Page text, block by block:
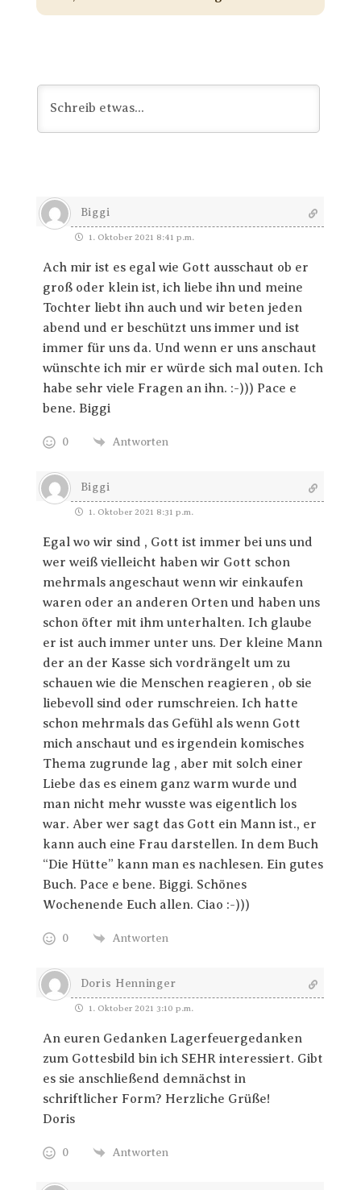
Biggi
1. Oktober 2021 8:41 p.m.
Ach mir ist es egal wie Gott ausschaut ob er
groß oder klein ist, ich liebe ihn und meine
Tochter liebt ihn auch und wir beten jeden
abend und er beschützt uns immer und ist
immer für uns da. Und wenn er uns anschaut
wünschte ich mir er würde sich mal outen. Ich
habe sehr viele Fragen an ihn. :-))) Pace e
bene. Biggi
0 Antworten
Biggi
1. Oktober 2021 8:31 p.m.
Egal wo wir sind , Gott ist immer bei uns und
wer weiß vielleicht haben wir Gott schon
mehrmals angeschaut wenn wir einkaufen
waren oder an anderen Orten und haben uns
schon öfter mit ihm unterhalten. Ich glaube
er ist auch immer unter uns. Der kleine Mann
der an der Kasse sich vordrängelt um zu
schauen wie die Menschen reagieren , ob sie
liebevoll sind oder rumschreien. Ich hatte
schon mehrmals das Gefühl als wenn Gott
mich anschaut und es irgendein komisches
Thema zugrunde lag , aber mit solch einer
Liebe das es einem ganz warm wurde und
man nicht mehr wusste was eigentlich los
war. Aber wer sagt das Gott ein Mann ist., er
kann auch eine Frau darstellen. In dem Buch
“Die Hütte” kann man es nachlesen. Ein gutes
Buch. Pace e bene. Biggi. Schönes
Wochenende Euch allen. Ciao :-)))
0 Antworten
Doris Henninger
1. Oktober 2021 3:10 p.m.
An euren Gedanken Lagerfeuergedanken
zum Gottesbild bin ich SEHR interessiert. Gibt
es sie anschließend demnächst in
schriftlicher Form? Herzliche Grüße!
Doris
0 Antworten